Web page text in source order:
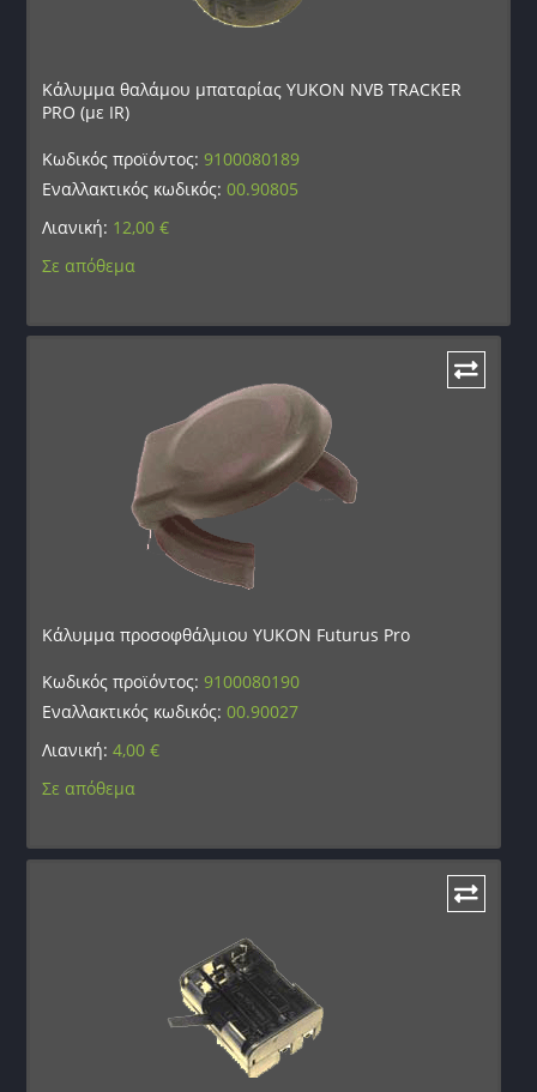
Κάλυμμα θαλάμου μπαταρίας YUKON NVB TRACKER
PRO (με IR)
Κωδικός προϊόντος:9100080189
Εναλλακτικός κωδικός:00.90805
Λιανική: 12,00€
Σε απόθεμα
Κάλυμμα προσοφθάλμιου YUKON Futurus Pro
Κωδικός προϊόντος:9100080190
Εναλλακτικός κωδικός:00.90027
Λιανική:4,00€
Σε απόθεμα